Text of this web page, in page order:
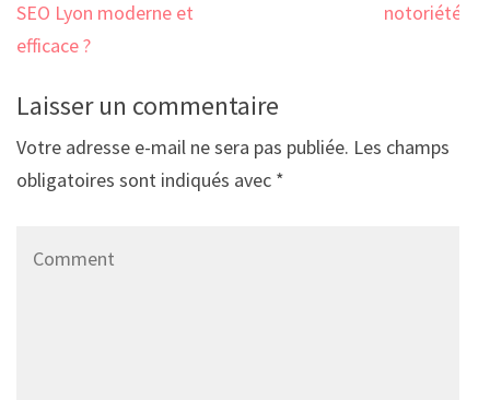
SEO Lyon moderne et
efficace ?
notoriété ?
Laisser un commentaire
Votre adresse e-mail ne sera pas publiée. Les champs
obligatoires sont indiqués avec *